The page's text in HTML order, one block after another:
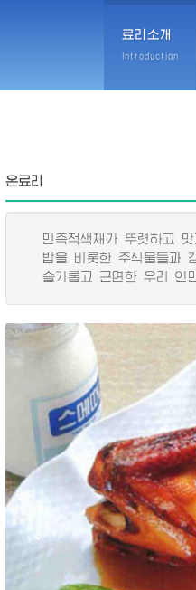
료리소개
Introduction
온료리
민족적색채가 뚜렷하고 맛
밥을 비롯한 주식물들과 김
슬기롭고 근면한 우리 인민